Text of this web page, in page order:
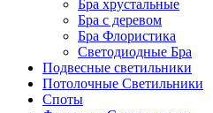
Бра хрустальные
Бра с деревом
Бра Флористика
Светодиодные Бра
Подвесные светильники
Потолочные Светильники
Споты